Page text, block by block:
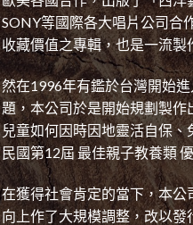
SONY等國際各大唱片公司合
收藏價值之專輯，也是一流
然在1996年有鑑於台灣開始
題，本公司於是開始規劃製
兒童如何因時因地靈活自保
民國第12屆 最佳親子教養類
在獲得社會肯定的當下，本
向上作了大規模調整，改以